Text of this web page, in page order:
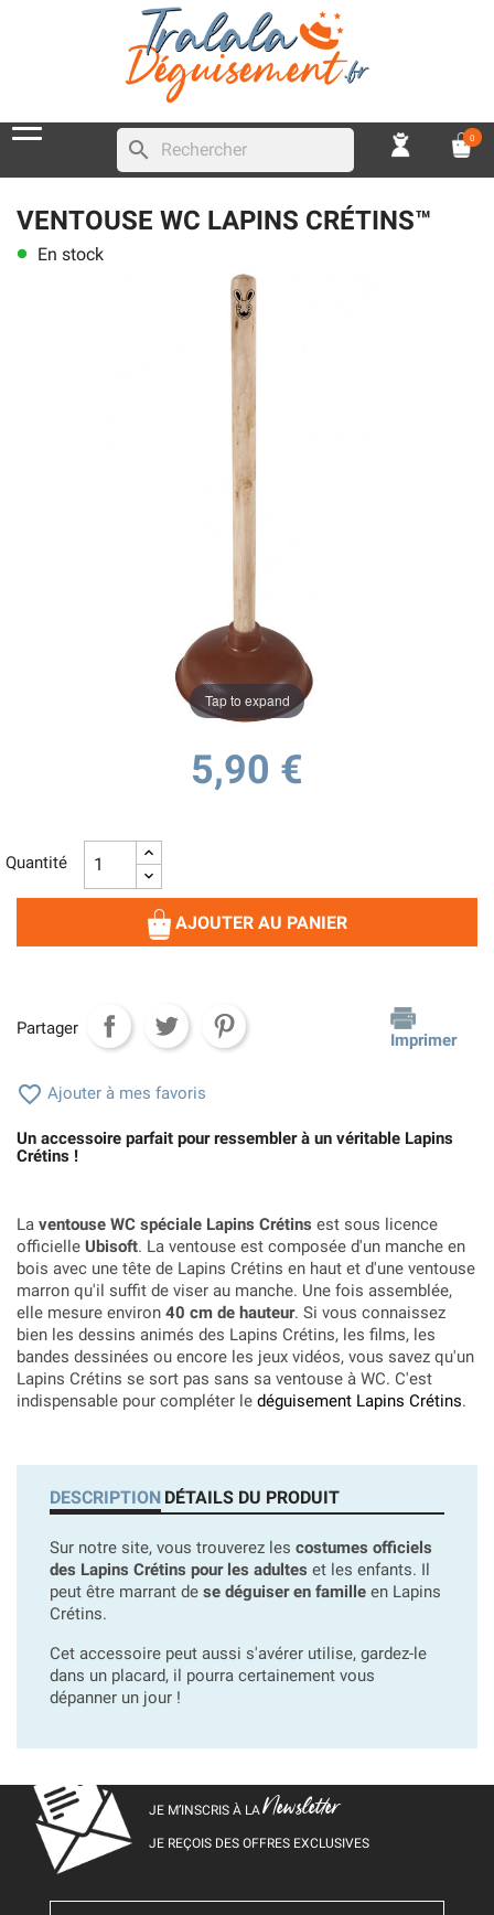
search 0
VENTOUSE WC LAPINS CRÉTINS™
lens En stock
Tap to expand
5,90 €
Quantité
AJOUTER AU PANIER
Partager
Imprimer
 Ajouter à mes favoris
Un accessoire parfait pour ressembler à un véritable Lapins
Crétins !
La ventouse WC spéciale Lapins Crétins est sous licence
officielle Ubisoft. La ventouse est composée d'un manche en
bois avec une tête de Lapins Crétins en haut et d'une ventouse
marron qu'il suffit de viser au manche. Une fois assemblée,
elle mesure environ 40 cm de hauteur. Si vous connaissez
bien les dessins animés des Lapins Crétins, les films, les
bandes dessinées ou encore les jeux vidéos, vous savez qu'un
Lapins Crétins se sort pas sans sa ventouse à WC. C'est
indispensable pour compléter le déguisement Lapins Crétins.
DESCRIPTION DÉTAILS DU PRODUIT
Sur notre site, vous trouverez les costumes officiels
des Lapins Crétins pour les adultes et les enfants. Il
peut être marrant de se déguiser en famille en Lapins
Crétins.
Cet accessoire peut aussi s'avérer utilise, gardez-le
dans un placard, il pourra certainement vous
dépanner un jour !
JE M’INSCRIS À LANewsletter
JE REÇOIS DES OFFRES EXCLUSIVES